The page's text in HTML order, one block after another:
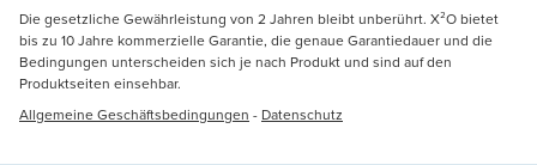
Die gesetzliche Gewährleistung von 2 Jahren bleibt unberührt. X²O bietet
bis zu 10 Jahre kommerzielle Garantie, die genaue Garantiedauer und die
Bedingungen unterscheiden sich je nach Produkt und sind auf den
Produktseiten einsehbar.
Allgemeine Geschäftsbedingungen - Datenschutz